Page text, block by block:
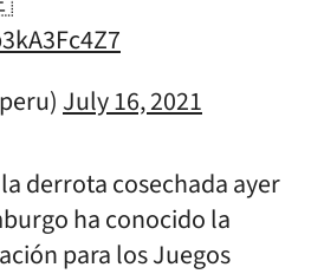
July 16, 2021
derrota cosechada ayer
ha conocido la
para los Juegos